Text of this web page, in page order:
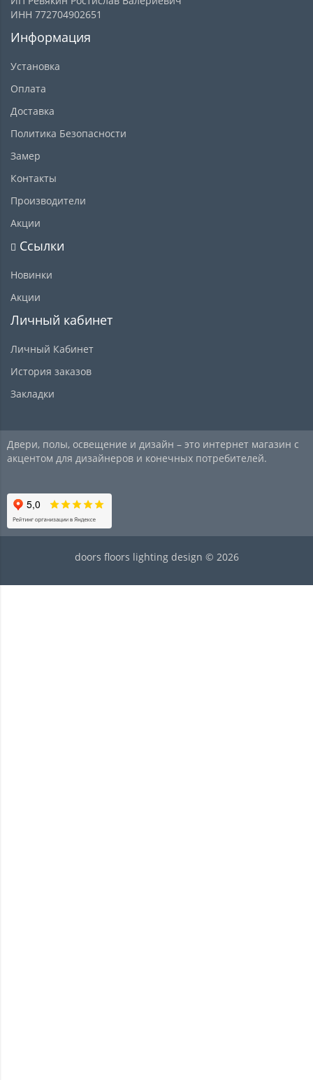
ИНН 772704902651
Информация
Установка
Оплата
Доставка
Политика Безопасности
Замер
Контакты
Производители
Акции
Ссылки
Новинки
Акции
Личный кабинет
Личный Кабинет
История заказов
Закладки
Двери, полы, освещение и дизайн – это интернет магазин с
акцентом для дизайнеров и конечных потребителей.
doors floors lighting design © 2026